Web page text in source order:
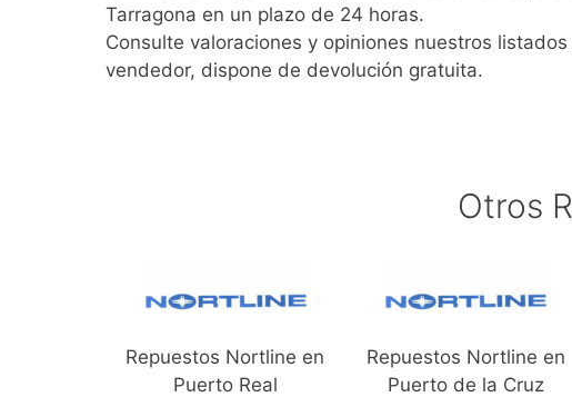
Tarragona en un plazo de 24 horas.
Consulte valoraciones y opiniones nuestros
vendedor, dispone de devolución gratuita.
Otros
Repuestos Nortline en
Puerto Real
Repuestos Nortline en
Puerto de la Cruz